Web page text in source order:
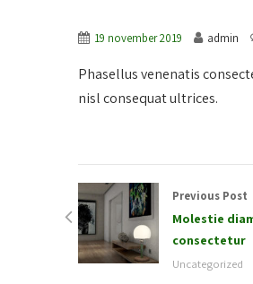
19 november 2019 admin
Phasellus venenatis
nisl consequat ultrices.
Previous Post
Molestie
consectetur
Uncategorized